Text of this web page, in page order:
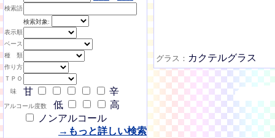
検索語
検索対象:
表示順
ベース
種 類
作り方
ＴＰＯ
味
甘 辛
アルコール度数 低
高
ノンアルコール
→もっと詳しい検索
グラス： カクテルグラス